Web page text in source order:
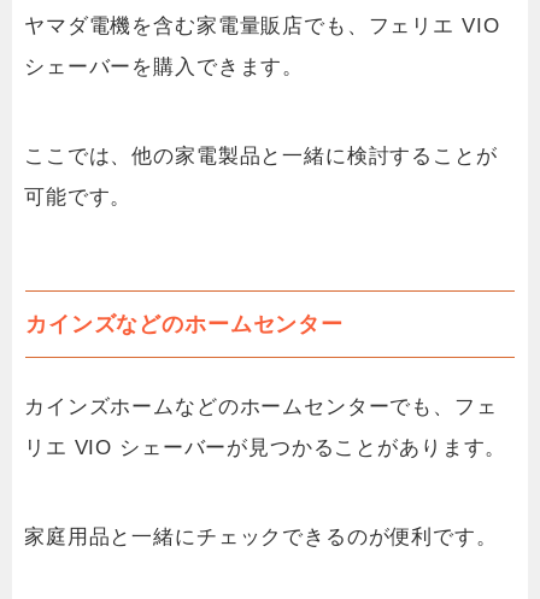
ヤマダ電機を含む家電量販店でも、フェリエ VIO
シェーバーを購入できます。
ここでは、他の家電製品と一緒に検討することが
可能です。
カインズなどのホームセンター
カインズホームなどのホームセンターでも、フェ
リエ VIO シェーバーが見つかることがあります。
家庭用品と一緒にチェックできるのが便利です。